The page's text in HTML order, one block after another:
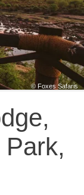
© Foxes Safaris